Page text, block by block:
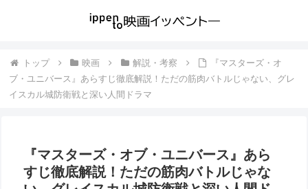
トップ 映画 解説・考察
『マスターズ・オ
ブ・ユニバース』あらすじ徹底解説！ただの筋肉バトルじゃない、グレ
イスカル城防衛戦と深い人間ドラマ
『マスターズ・オブ・ユニバース』あら
すじ徹底解説！ただの筋肉バトルじゃな